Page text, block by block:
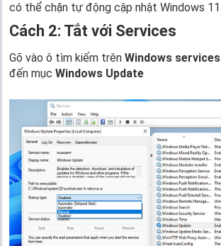
có thể chặn tự động cập nhật Windows 11
Cách 2: Tắt với Services
Gõ vào ô tìm kiếm trên Windows services
đến mục Windows Update